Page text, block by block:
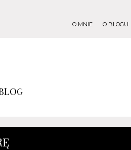
O MNIE O BLOGU